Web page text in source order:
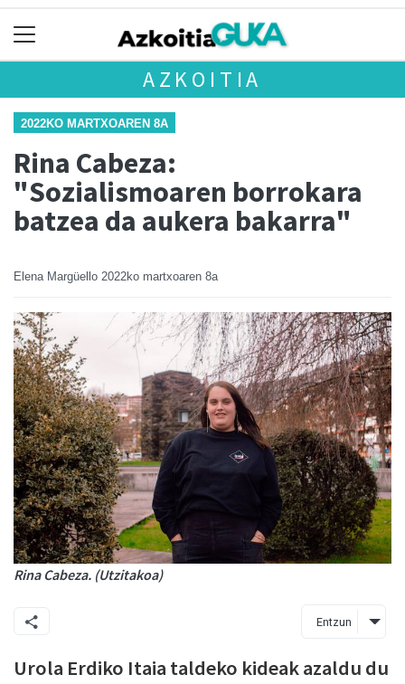
AZKOITIA
2022KO MARTXOAREN 8A
Rina Cabeza:
"Sozialismoaren borrokara
batzea da aukera bakarra"
Elena Margüello 2022ko martxoaren 8a
Rina Cabeza. (Utzitakoa)
Entzun
Urola Erdiko Itaia taldeko kideak azaldu du